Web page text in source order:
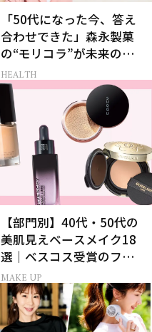
「50代になった今、答え
合わせできた」森永製菓
の“モリコラ”が未来のキ
レイを連れてくる！
HEALTH
【部門別】40代・50代の
美肌見えベースメイク18
選｜ベスコス受賞のファ
ンデ・下地・パウダー
MAKE UP